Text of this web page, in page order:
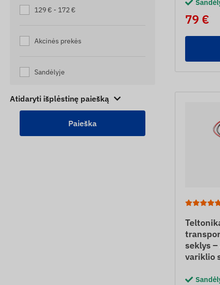
ŽIRGŲ PĖDSEKIAI
129 € - 172 €
Akcinės prekės
Sandėlyje
Atidaryti išplėstinę paiešką
79 €
seklys
variklio